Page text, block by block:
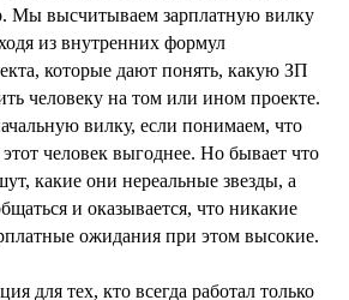
Мы высчитываем зарплатную вилку
из внутренних формул
которые дают понять, какую ЗП
человеку на том или ином проекте.
вилку, если понимаем, что
человек выгоднее. Но бывает что
какие они нереальные звезды, а
и оказывается, что никакие
ожидания при этом высокие.
для тех, кто всегда работал только